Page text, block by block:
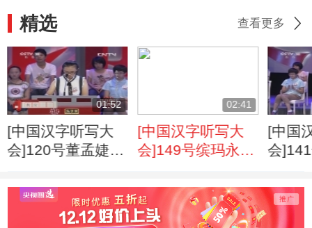
精选 查看更多
01:52
[中国汉字听写大
会]120号董孟婕发
下“剽窃”
20131011
02:41
[中国汉字听写大
会]149号缤玛永宗
惑” 20130913
[中国
会